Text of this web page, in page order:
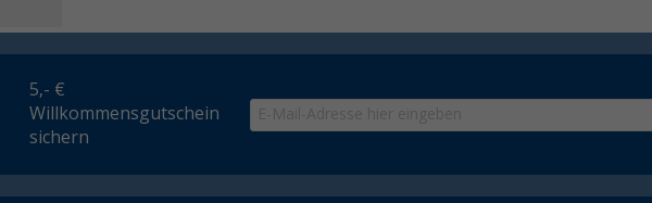
5,- €
Willkommensgutschein
sichern